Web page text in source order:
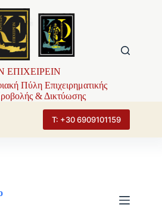
ΕΠΙΧΕΙΡΕΙΝ
Πύλη Επιχειρηματικής
& Δικτύωσης
Τ: +30 6909101159